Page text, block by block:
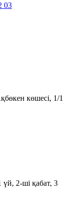
03
көшесі, 1/1
2-ші қабат, 3